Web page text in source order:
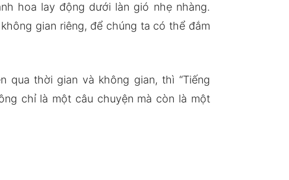
hoa lay động dưới làn gió nhẹ nhàng.
gian riêng, để chúng ta có thể đắm
qua thời gian và không gian, thì “Tiếng
chỉ là một câu chuyện mà còn là một